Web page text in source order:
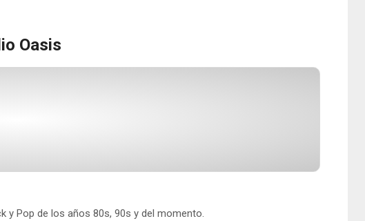
Oasis
y Pop de los años 80s, 90s y del momento.